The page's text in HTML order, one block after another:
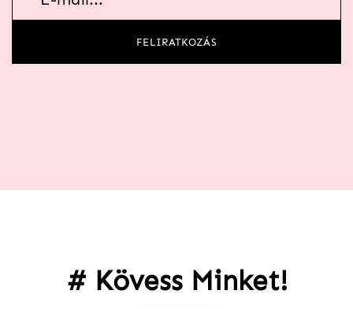
FELIRATKOZÁS
# Kövess Minket!